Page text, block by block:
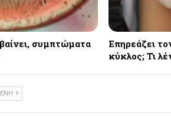
συμπτώματα
Επηρεάζει
κύκλος; Τι